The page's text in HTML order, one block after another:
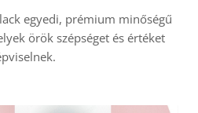
egyedi, prémium minőségű
örök szépséget és értéket